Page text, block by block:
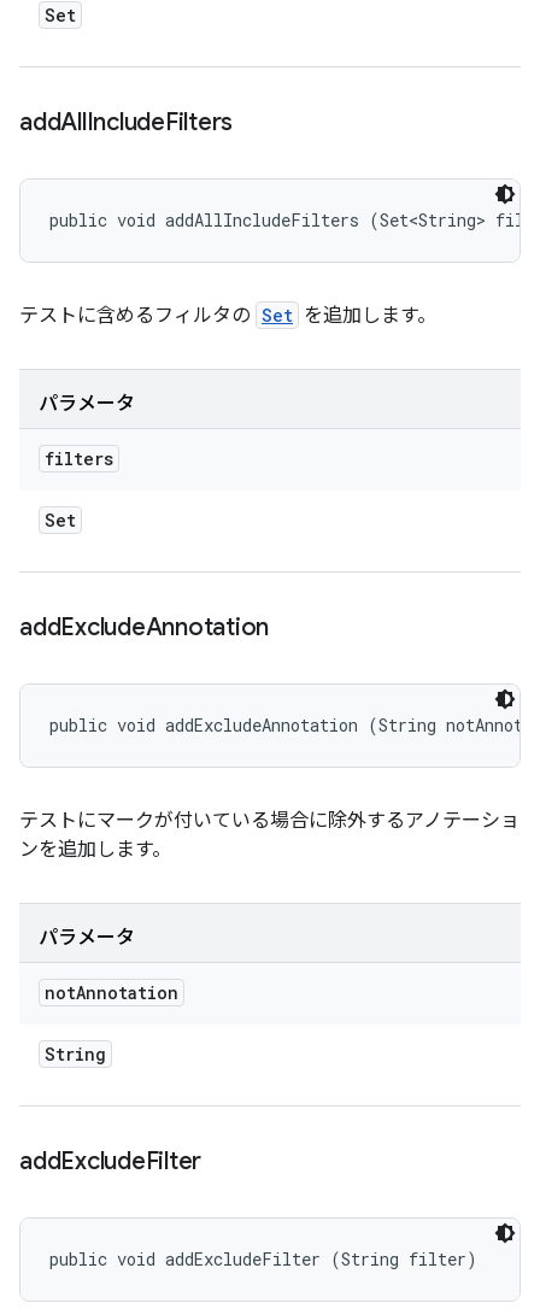
Set
addAllIncludeFilters
public void addAllIncludeFilters (Set<String>
テストに含めるフィルタの Set を追加します。
パラメータ
filters
Set
addExcludeAnnotation
public void addExcludeAnnotation (String
テストにマークが付いている場合に除外するアノテーショ
ンを追加します。
パラメータ
notAnnotation
String
addExcludeFilter
public void addExcludeFilter (String filter)